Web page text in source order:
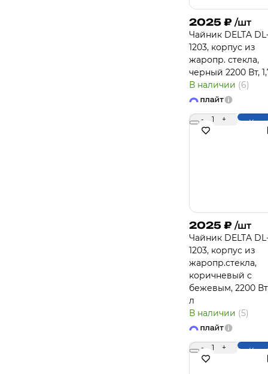
2025 ₽ /шт
Чайник DELTA
1203, корпус из
жаропр. стекла,
черный 2200 Вт,
В наличии (6)
- 1 +
2025 ₽ /шт
Чайник DELTA
1203, корпус из
жаропр.стекла,
коричневый с
бежевым, 2200 Вт,
л
В наличии (5)
- 1 +